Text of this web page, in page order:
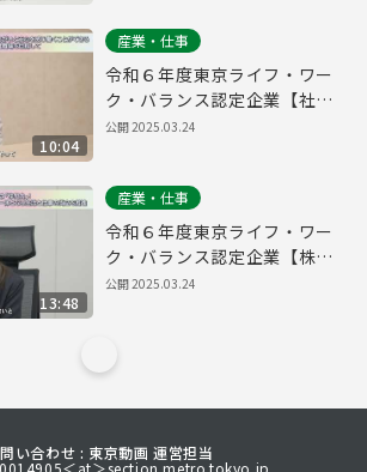
10:04
産業・仕事
令和６年度東京ライフ・ワー
ク・バランス認定企業【社会
福祉法人大三島育徳会】
公開2025.03.24
13:48
産業・仕事
令和６年度東京ライフ・ワー
ク・バランス認定企業【株式
会社FIS】
公開2025.03.24
い合わせ : 東京動画 運営担当